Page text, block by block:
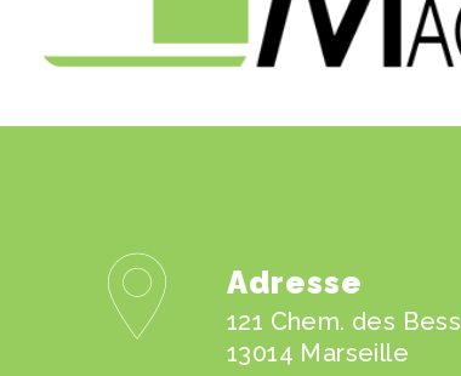
Adresse
121 Chem. des
13014 Marseille